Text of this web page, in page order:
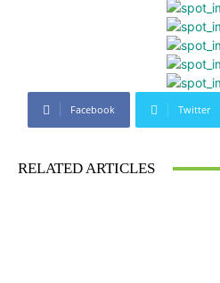
Facebook Twitter
RELATED ARTICLES